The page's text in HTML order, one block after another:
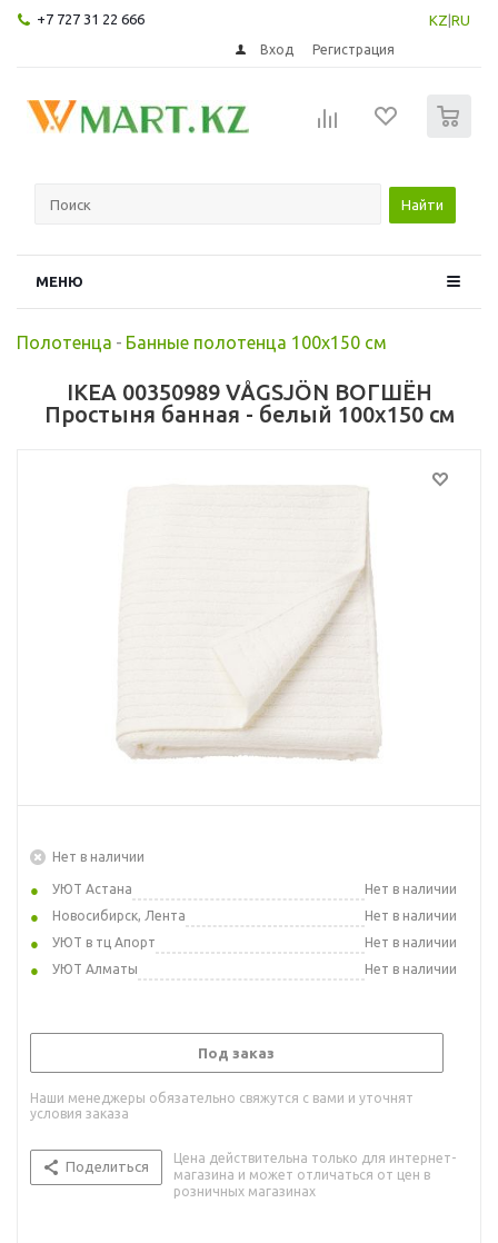
+7 727 31 22 666 KZ RU
Вход Регистрация
Найти
МЕНЮ
Полотенца - Банные полотенца 100х150 см
IKEA 00350989 VÅGSJÖN ВОГШЁН
Простыня банная - белый 100x150 см
Нет в наличии
УЮТ Астана
Нет в наличии
Новосибирск, Лента
Нет в наличии
УЮТ в тц Апорт
Нет в наличии
УЮТ Алматы
Нет в наличии
Под заказ
Наши менеджеры обязательно свяжутся с вами и уточнят
условия заказа
Поделиться
Цена действительна только для интернет-
магазина и может отличаться от цен в
розничных магазинах